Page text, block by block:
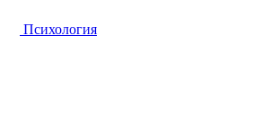
Психология